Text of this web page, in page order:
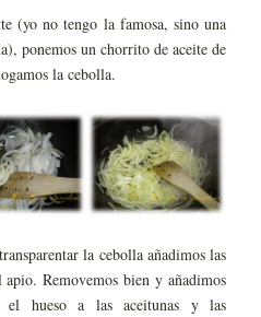
(yo no tengo la famosa, sino una
ponemos un chorrito de aceite de
la cebolla.
la cebolla añadimos las
apio. Removemos bien y añadimos
el hueso a las aceitunas y las